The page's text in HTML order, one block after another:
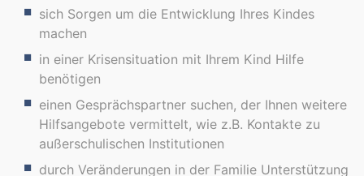
sich Sorgen um die Entwicklung Ihres Kindes
machen
in einer Krisensituation mit Ihrem Kind Hilfe
benötigen
einen Gesprächspartner suchen, der Ihnen weitere
Hilfsangebote vermittelt, wie z.B. Kontakte zu
außerschulischen Institutionen
durch Veränderungen in der Familie Unterstützung